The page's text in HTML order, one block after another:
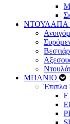
ΝΤΟΥΛΑΠΑ
ΜΠΑΝΙΟ
Έπιπλα
F